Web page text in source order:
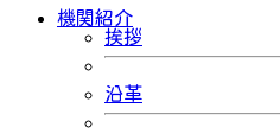
機関紹介
挨拶
沿革